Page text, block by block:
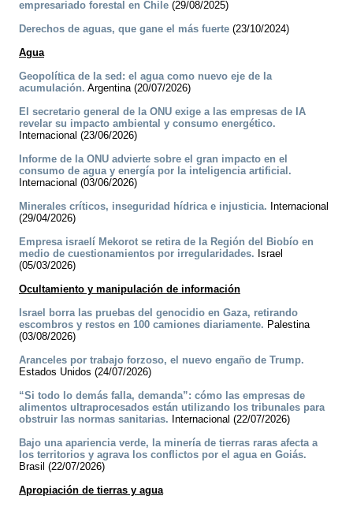
empresariado forestal en Chile (29/08/2025)
Derechos de aguas, que gane el más fuerte (23/10/2024)
Agua
Geopolítica de la sed: el agua como nuevo eje de la
acumulación. Argentina (20/07/2026)
El secretario general de la ONU exige a las empresas de IA
revelar su impacto ambiental y consumo energético.
Internacional (23/06/2026)
Informe de la ONU advierte sobre el gran impacto en el
consumo de agua y energía por la inteligencia artificial.
Internacional (03/06/2026)
Minerales críticos, inseguridad hídrica e injusticia. Internacional
(29/04/2026)
Empresa israelí Mekorot se retira de la Región del Biobío en
medio de cuestionamientos por irregularidades. Israel
(05/03/2026)
Ocultamiento y manipulación de información
Israel borra las pruebas del genocidio en Gaza, retirando
escombros y restos en 100 camiones diariamente. Palestina
(03/08/2026)
Aranceles por trabajo forzoso, el nuevo engaño de Trump.
Estados Unidos (24/07/2026)
“Si todo lo demás falla, demanda”: cómo las empresas de
alimentos ultraprocesados están utilizando los tribunales para
obstruir las normas sanitarias. Internacional (22/07/2026)
Bajo una apariencia verde, la minería de tierras raras afecta a
los territorios y agrava los conflictos por el agua en Goiás.
Brasil (22/07/2026)
Apropiación de tierras y agua